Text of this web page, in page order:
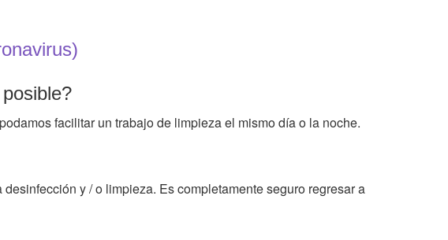
facilitar un trabajo de limpieza el mismo día o la noche.
y / o limpieza. Es completamente seguro regresar a